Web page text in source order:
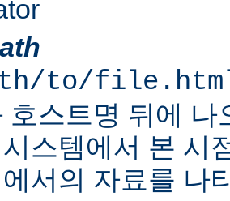
to/
호스트명 뒤에
스템에서 본 시
서의 자료를 나